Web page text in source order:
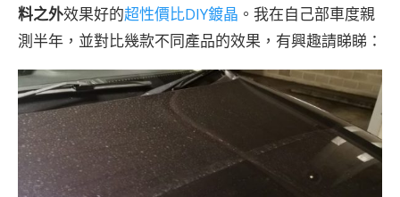
料之外效果好的超性價比DIY鍍晶 。我在自己部車度親
測半年，並對比幾款不同產品的效果，有興趣請睇睇：